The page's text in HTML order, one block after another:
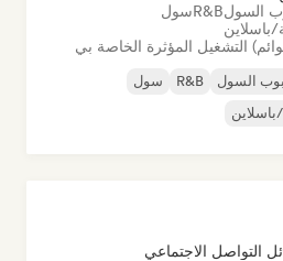
السولR&Bسول
باسلاين
التشغيل المؤثرة الخاصة بي
السول R&B
سول
باسلاين
التواصل الاجتماعي